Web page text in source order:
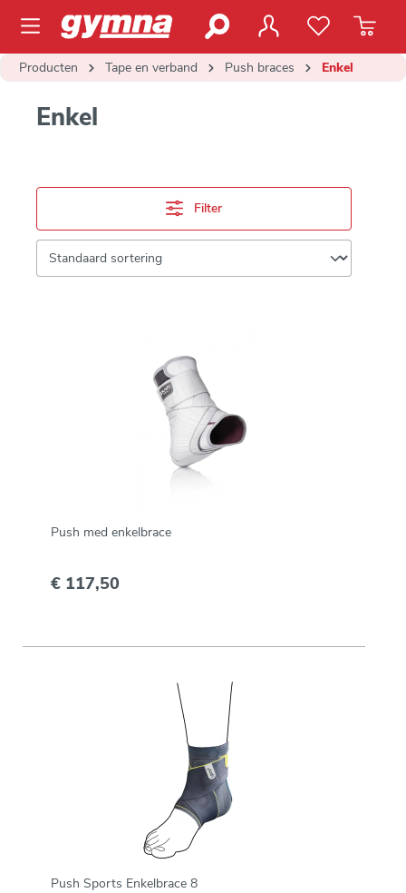
hoofdinhoud
Producten Tape en verband Push braces Enkel
Enkel
Filter
Push med enkelbrace
€ 117,50
Push Sports Enkelbrace 8